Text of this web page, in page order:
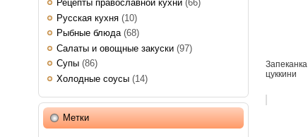
Рецепты православной кухни (66)
Русская кухня (10)
Рыбные блюда(68)
Салаты и овощные закуски (97)
Супы (86)
Холодные соусы (14)
Метки
цуккини